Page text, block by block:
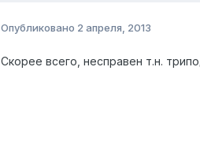
Опубликовано 2 апреля, 2013
Скорее всего, несправен т.н.